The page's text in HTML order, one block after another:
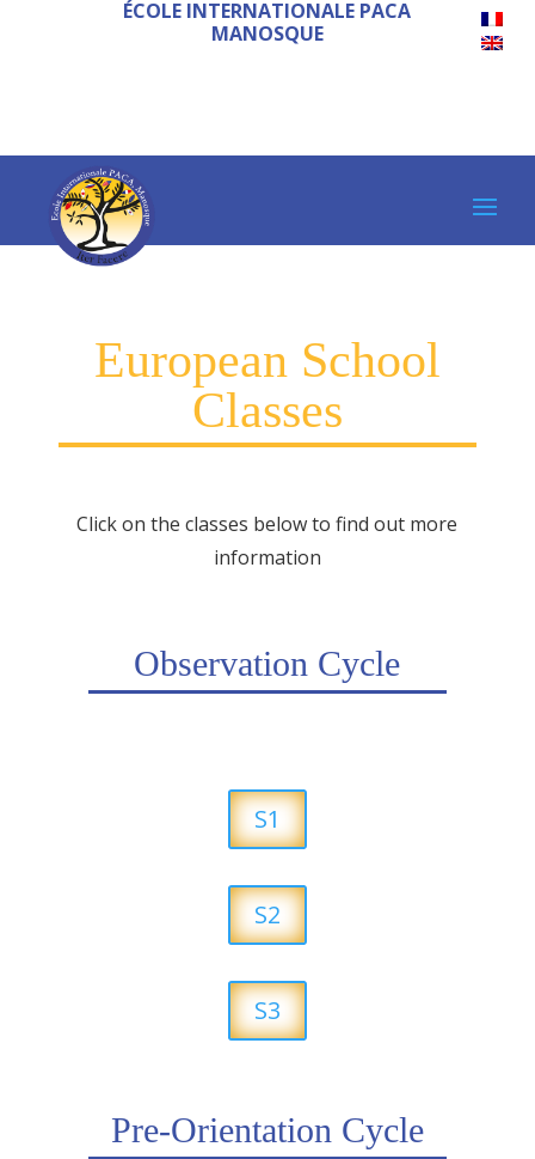
ÉCOLE INTERNATIONALE PACA
MANOSQUE
European School
Classes
Click on the classes below to find out more
information
Observation Cycle
S1
S2
S3
Pre-Orientation Cycle